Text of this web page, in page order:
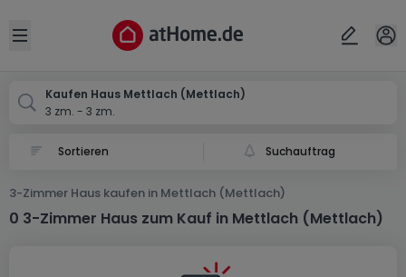
Open sidebar
Kaufen Haus Mettlach (Mettlach)
3 zm. - 3 zm.
Suchauftrag
3-Zimmer Haus kaufen in Mettlach (Mettlach)
0 3-Zimmer Haus zum Kauf in Mettlach (Mettlach)
Ort
Abbrechen ok
Mettlach-Mettlach